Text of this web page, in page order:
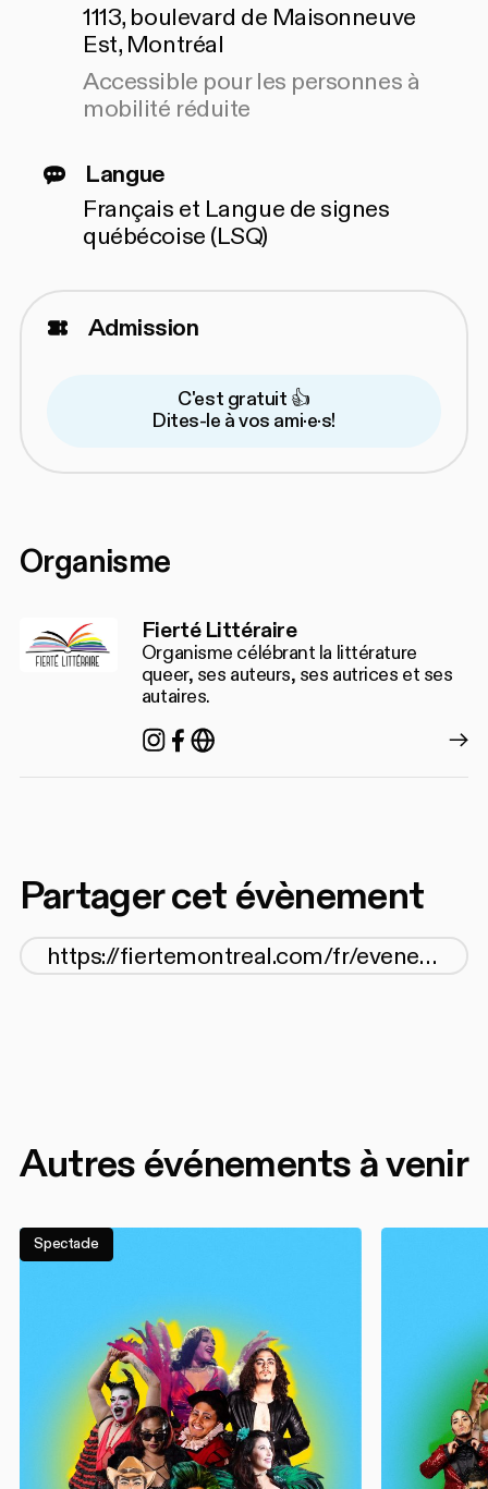
1113, boulevard de Maisonneuve
Est, Montréal
Accessible pour les personnes à
mobilité réduite
Langue
Français et Langue de signes
québécoise (LSQ)
Admission
C'est gratuit 👍
Dites-le à vos ami·e·s!
Organisme
Fierté Littéraire
Organisme célébrant la littérature
queer, ses auteurs, ses autrices et ses
autaires.
Instagram
Facebook
https://fiertelitteraire.ca/
Partager cet évènement
Autres événements à venir
Spectacle